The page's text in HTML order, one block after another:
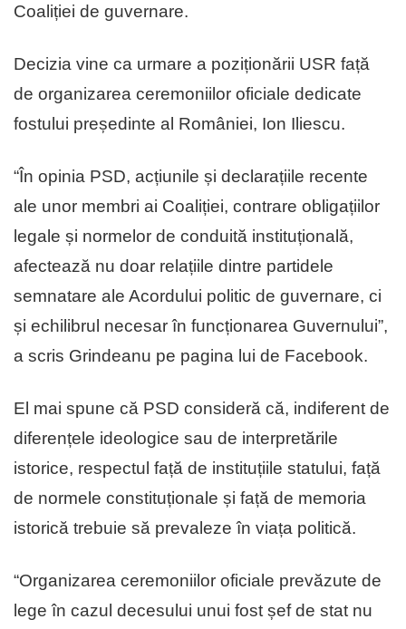
Coaliției de guvernare.
Decizia vine ca urmare a poziționării USR față
de organizarea ceremoniilor oficiale dedicate
fostului președinte al României, Ion Iliescu.
“În opinia PSD, acțiunile și declarațiile recente
ale unor membri ai Coaliției, contrare obligațiilor
legale și normelor de conduită instituțională,
afectează nu doar relațiile dintre partidele
semnatare ale Acordului politic de guvernare, ci
și echilibrul necesar în funcționarea Guvernului”,
a scris Grindeanu pe pagina lui de Facebook.
El mai spune că PSD consideră că, indiferent de
diferențele ideologice sau de interpretările
istorice, respectul față de instituțiile statului, față
de normele constituționale și față de memoria
istorică trebuie să prevaleze în viața politică.
“Organizarea ceremoniilor oficiale prevăzute de
lege în cazul decesului unui fost șef de stat nu